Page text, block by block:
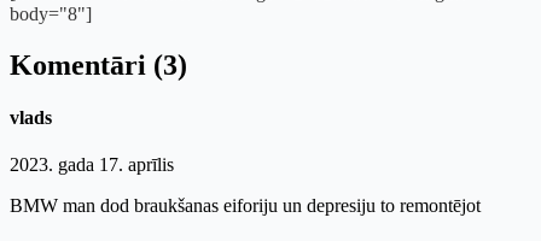
body="8"]
Komentāri (3)
vlads
2023. gada 17. aprīlis
BMW man dod braukšanas eiforiju un depresiju to remontējot